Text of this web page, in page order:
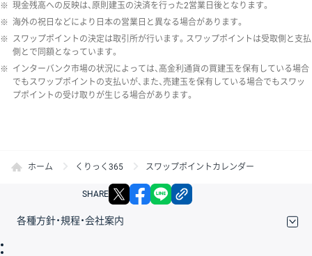
※ 現金残高への反映は、原則建玉の決済を行った2営業日後となります。
※ 海外の祝日などにより日本の営業日と異なる場合があります。
※ スワップポイントの決定は取引所が行います。スワップポイントは受取側と支払
側とで同額となっています。
※ インターバンク市場の状況によっては、高金利通貨の買建玉を保有している場合
でもスワップポイントの支払いが、また、売建玉を保有している場合でもスワッ
プポイントの受け取りが生じる場合があります。
ホーム くりっく365 スワップポイントカレンダー
SHARE X facebook
各種方針・規程・会社案内